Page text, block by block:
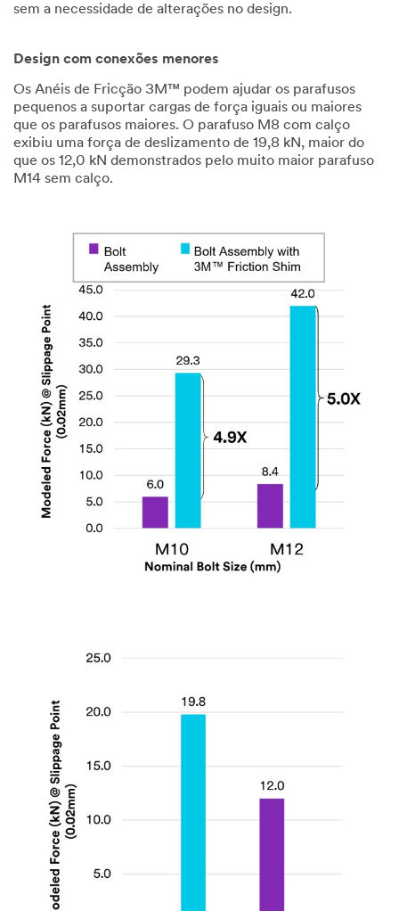
sem a necessidade de alterações no design.
Design com conexões menores
Os Anéis de Fricção 3M™ podem ajudar os parafusos
pequenos a suportar cargas de força iguais ou maiores
que os parafusos maiores. O parafuso M8 com calço
exibiu uma força de deslizamento de 19,8 kN, maior do
que os 12,0 kN demonstrados pelo muito maior parafuso
M14 sem calço.